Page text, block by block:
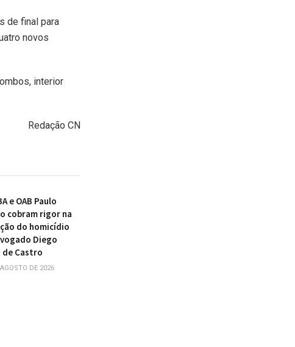
de final para
novos
interior
Redação CN
e OAB Paulo
cobram rigor na
do homicídio
Diego
de Castro
DE 2026